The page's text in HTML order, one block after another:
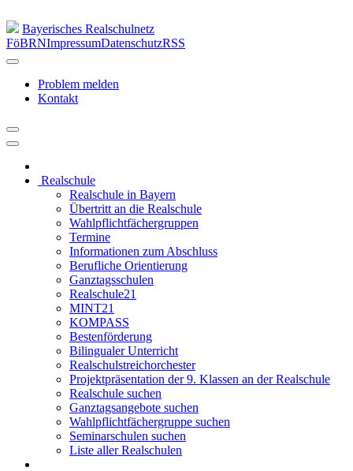
Bayerisches Realschulnetz
FöBRNImpressumDatenschutzRSS
Problem melden
Kontakt
Realschule
Realschule in Bayern
Übertritt an die Realschule
Wahlpflichtfächergruppen
Termine
Informationen zum Abschluss
Berufliche Orientierung
Ganztagsschulen
Realschule21
MINT21
KOMPASS
Bestenförderung
Bilingualer Unterricht
Realschulstreichorchester
Projektpräsentation der 9. Klassen an der Realschule
Realschule suchen
Ganztagsangebote suchen
Wahlpflichtfächergruppe suchen
Seminarschulen suchen
Liste aller Realschulen